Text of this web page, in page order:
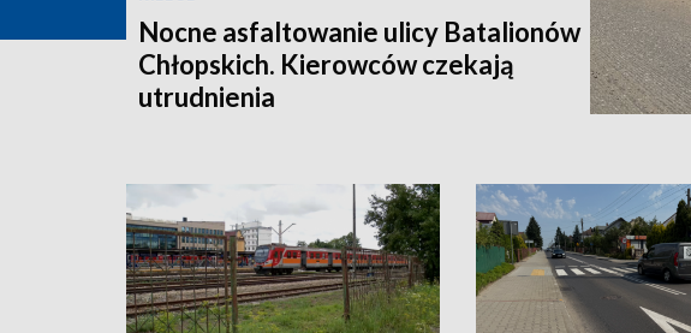
Nocne asfaltowanie ulicy Batalionów
Chłopskich. Kierowców czekają
utrudnienia